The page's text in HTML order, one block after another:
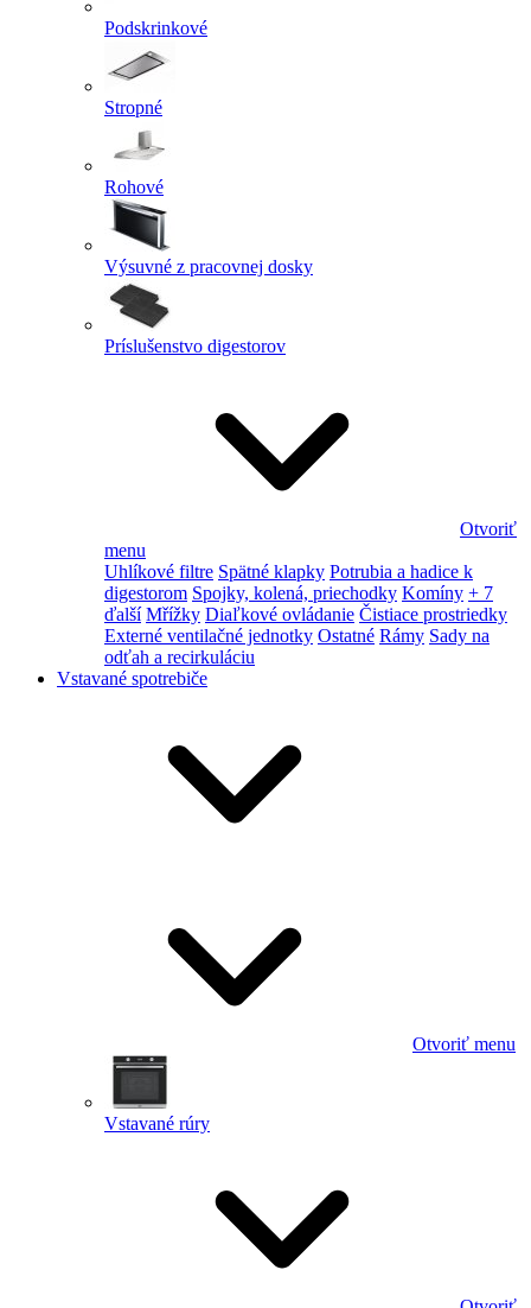
Podskrinkové
Stropné
Rohové
Výsuvné z pracovnej dosky
Príslušenstvo digestorov
Otvoriť
menu
Uhlíkové filtre Spätné klapky Potrubia a hadice k
digestorom Spojky, kolená, priechodky Komíny + 7
ďalší Mřížky Diaľkové ovládanie Čistiace prostriedky
Externé ventilačné jednotky Ostatné Rámy Sady na
odťah a recirkuláciu
Vstavané spotrebiče
Otvoriť menu
Vstavané rúry